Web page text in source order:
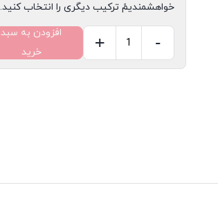
خواهشمندیمً ترکیب دیگری را انتخاب کنید.
-
+
افزودن به سبد
خرید